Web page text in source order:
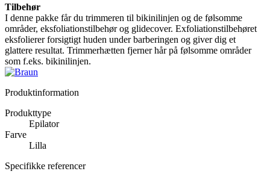
Tilbehør
I denne pakke får du trimmeren til bikinilinjen og de følsomme
områder, eksfoliationstilbehør og glidecover. Exfoliationstilbehøret
eksfolierer forsigtigt huden under barberingen og giver dig et
glattere resultat. Trimmerhætten fjerner hår på følsomme områder
som f.eks. bikinilinjen.
Produktinformation
Produkttype
Epilator
Farve
Lilla
Specifikke referencer